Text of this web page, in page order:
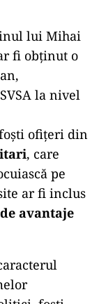
lui Mihai
fi obținut o
la nivel
ofițeri din
, care
pe
ar fi inclus
avantaje